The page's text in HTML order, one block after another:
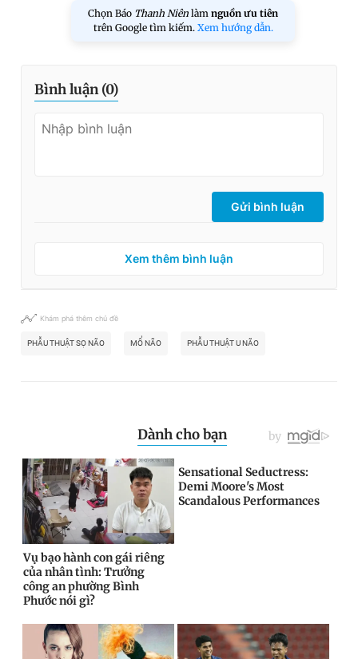
Chọn Báo Thanh Niên làm nguồn ưu tiên
trên Google tìm kiếm. Xem hướng dẫn.
Bình luận (0)
Gửi bình luận
Xem thêm bình luận
Khám phá thêm chủ đề
PHẪU THUẬT SỌ NÃO MỔ NÃO PHẪU THUẬT U NÃO